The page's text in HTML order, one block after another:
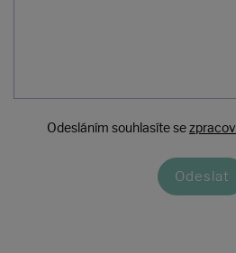
Odesláním souhlasíte se
Odeslat